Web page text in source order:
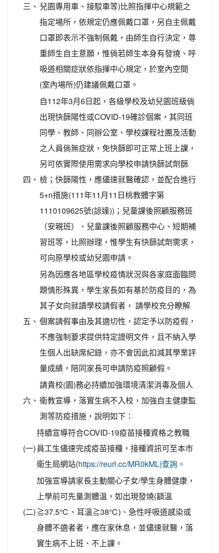
三、 兒園專用車、接駁車等)比照指揮中心規範之
指定場所，依規定仍應佩戴口罩，另自主佩戴
口罩即表示不強制佩戴，由師生自行決定，尊
重師生自主意願，惟倘若師生本身有發燒、呼
吸道相關症狀依指揮中心規定，於室內空間
(室內場所)仍建議佩戴口罩。
四、
自112年3月6日起，各級學校及幼兒園班級倘
出現快篩陽性或COVID-19確診個案，其同班
同學、教師、同辦公室、學校課程社團及活動
之人員倘無症狀，免快篩即可正常上班上課，
另可依實際使用需求向學校申請快篩試劑篩
檢；快篩陽性，應儘速就醫確認，並配合進行
5+n措施(111年11月11日桃教體字第
1110109625號(諒達))；兒童課後照顧服務班
（安親班）、兒童課後照顧服務中心、短期補
習班等，比照辦理，惟學生有快篩試劑需求，
可向原學校或幼兒園申請。
五、
另為因應各地區學校疫情狀況與各家庭面臨問
題情形殊異，學生家長如有基於防疫目的，為
其子女向就讀學校請假者， 請學校充分瞭解
個案請假事由及其適切性，認定予以防疫假，
不應強制要求提供特定證明文件，且不納入學
生個人出缺席紀錄，亦不會因此扣減其學業評
量成績，陪同家長可申請防疫照顧假。
六、
請貴校(園)務必持續加強環境清潔消毒及個人
衛教宣導，落實生病不入校，加強自主健康監
測等防疫措施，說明如下：
(一)
持續宣導符合COVID-19疫苗接種資格之教職
員工生儘速完成疫苗接種，接種資訊可至本市
衛生局網站(https://reurl.cc/MR0kML)查詢。
(二)
加強宣導請家長主動關心子女/學生身體健康，
上學前可先量測體溫，如出現發燒(額溫
≧37.5℃、耳溫≧38℃)、急性呼吸道感染或
身體不適者者，應在家休息，並儘速就醫，落
實生病不上班、不上課。